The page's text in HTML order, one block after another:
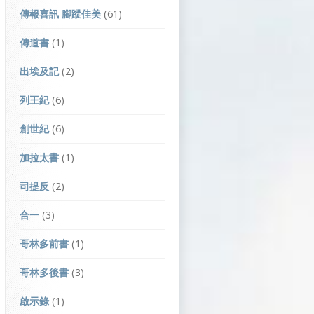
傳報喜訊 腳蹤佳美 (61)
傳道書 (1)
出埃及記(2)
列王紀(6)
創世紀(6)
加拉太書 (1)
司提反 (2)
合一 (3)
哥林多前書 (1)
哥林多後書 (3)
啟示錄 (1)